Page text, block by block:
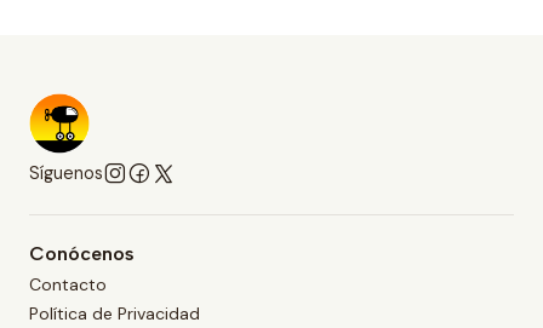
Síguenos
Conócenos
Contacto
Política de Privacidad